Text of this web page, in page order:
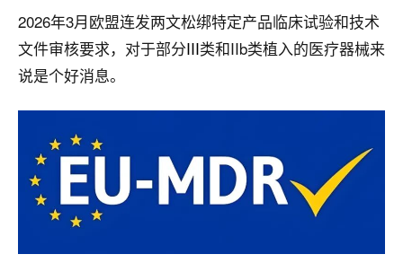
2026年3月欧盟连发两文松绑特定产品临床试验和技术
文件审核要求，对于部分III类和IIb类植入的医疗器械来
说是个好消息。